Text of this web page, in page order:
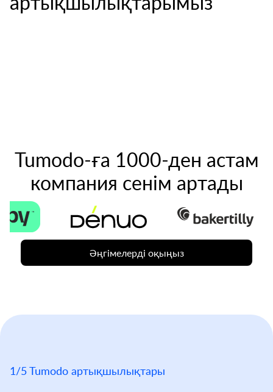
Tumodo-ға 1000-ден астам
компания сенім артады
Әңгімелерді оқыңыз
1/5 Tumodo артықшылықтары